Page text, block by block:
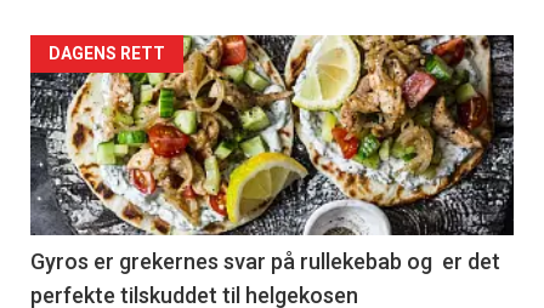
Forsiden
akkurat
nå
-
6
DAGENS RETT
Gyros er grekernes svar på rullekebab og er det
perfekte tilskuddet til helgekosen